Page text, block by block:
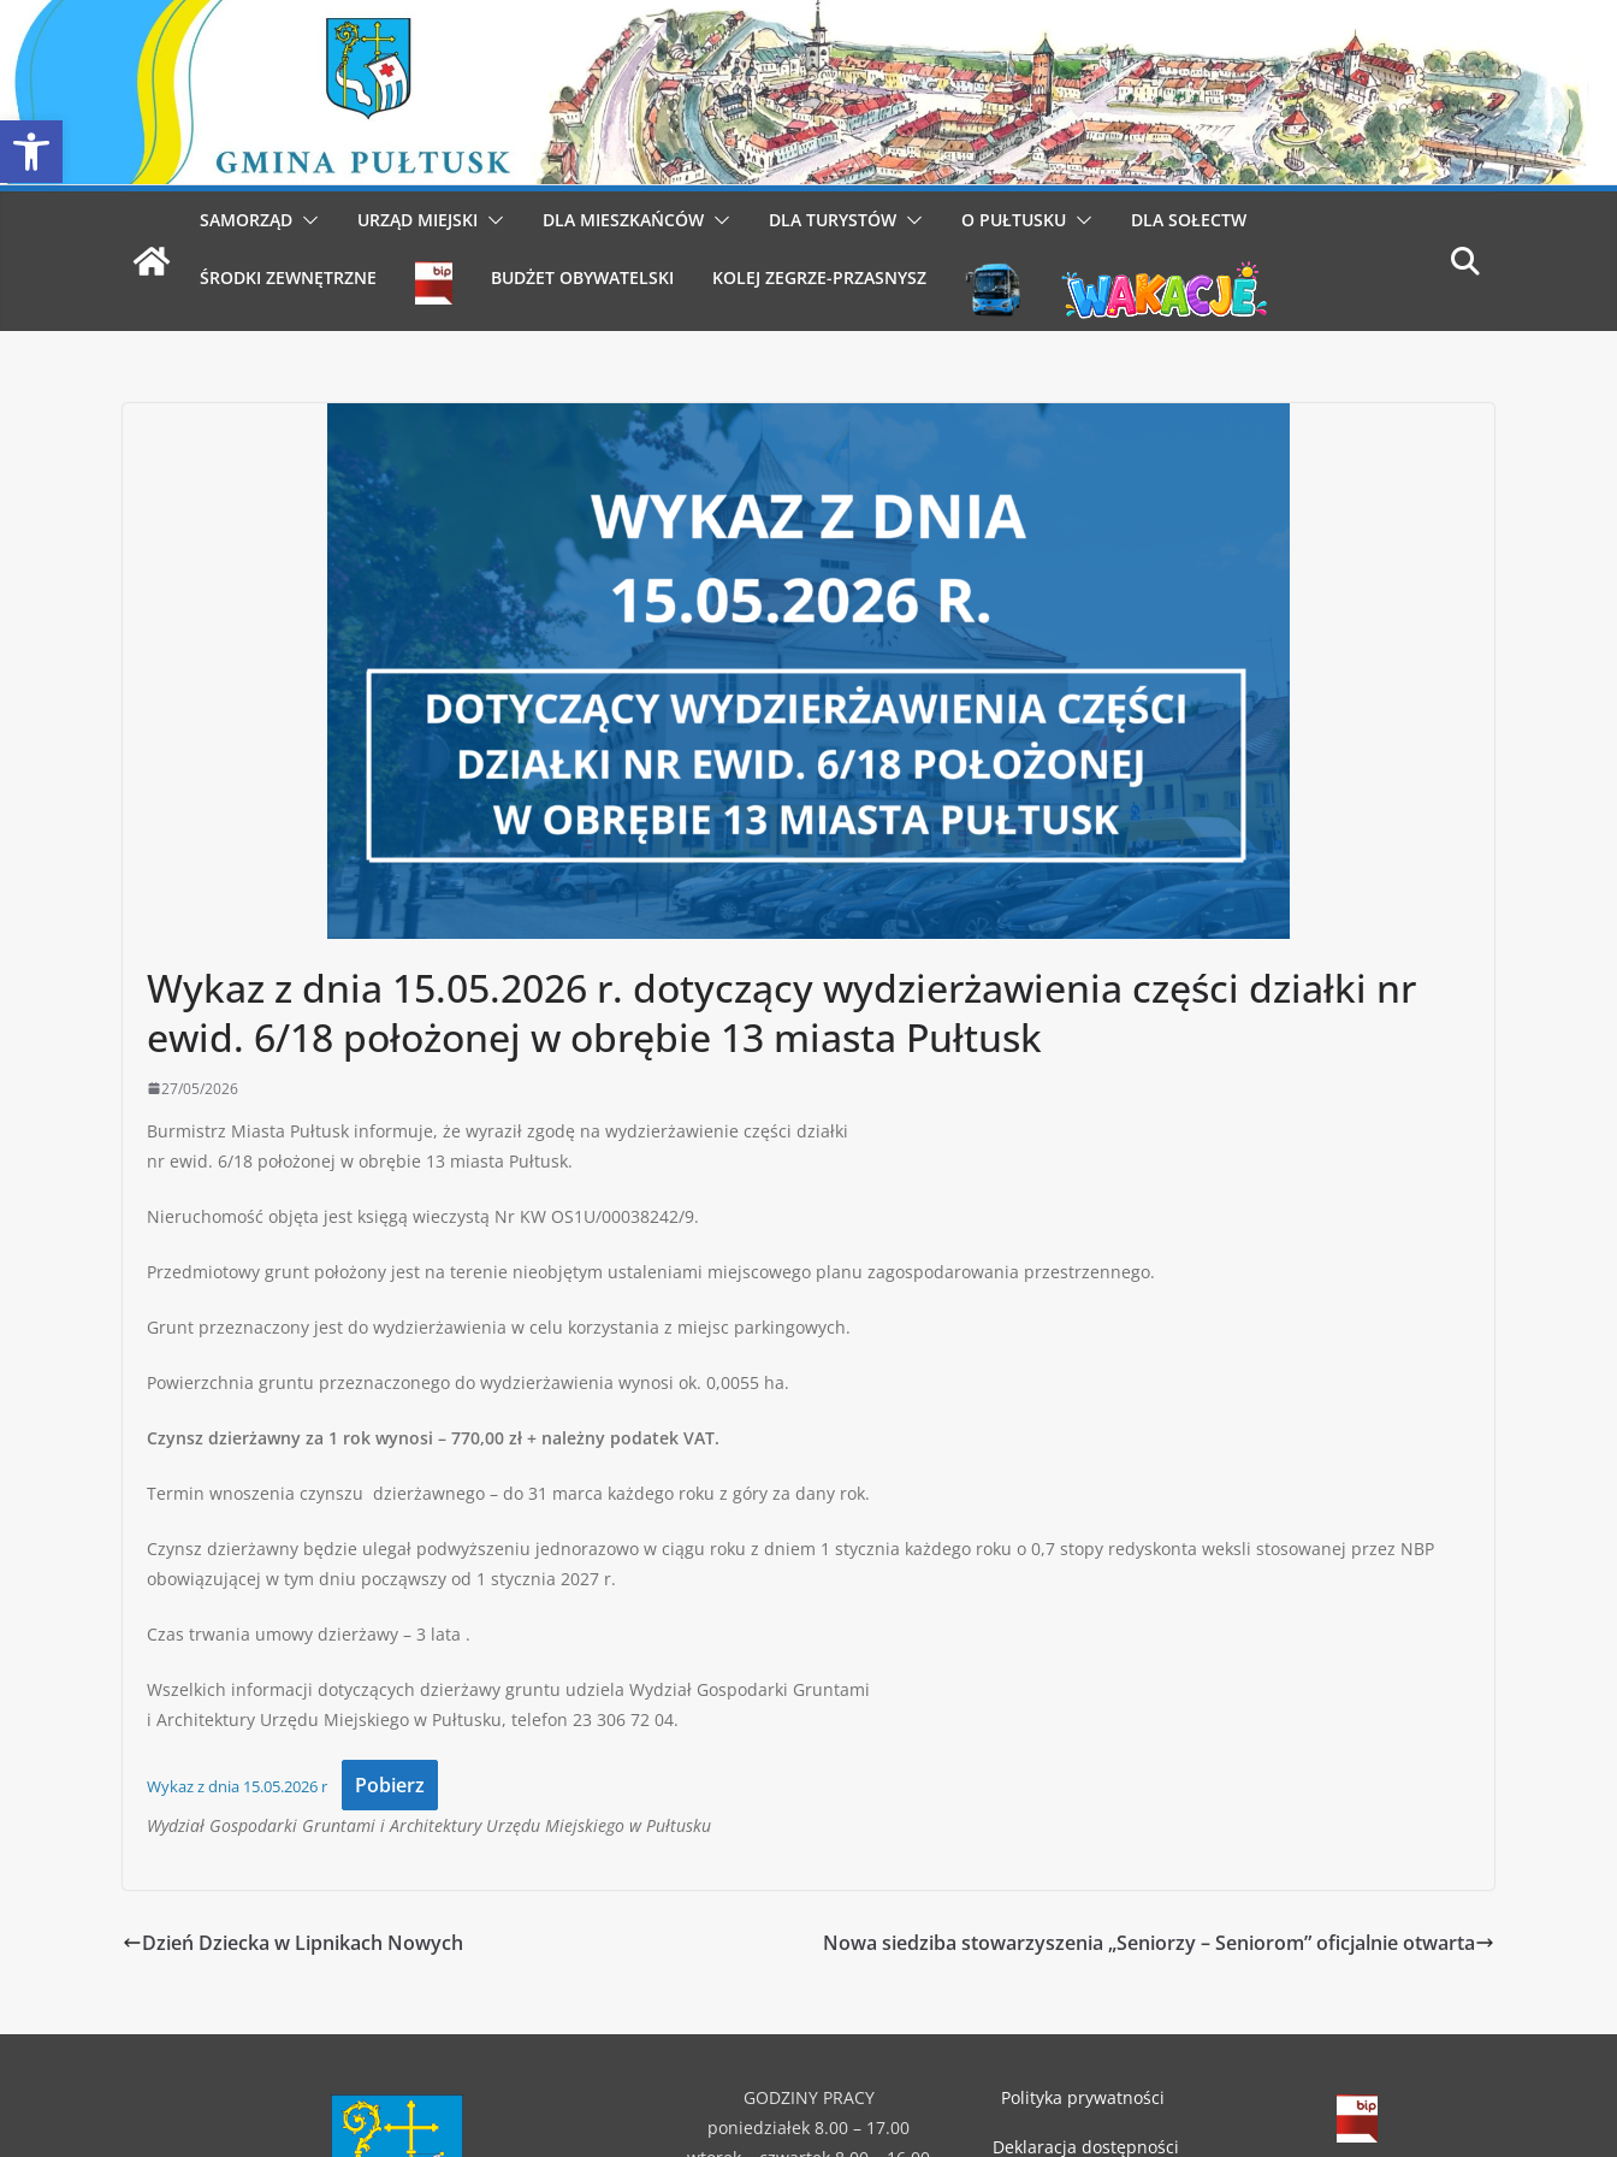
Otwórz pasek narzędzi
Przejdź
do
treści
SAMORZĄD URZĄD MIEJSKI DLA MIESZKAŃCÓW DLA TURYSTÓW O PUŁTUSKU DLA SOŁECTW
ŚRODKI ZEWNĘTRZNE BUDŻET OBYWATELSKI KOLEJ ZEGRZE-PRZASNYSZ
Wykaz z dnia 15.05.2026 r. dotyczący wydzierżawienia części działki nr
ewid. 6/18 położonej w obrębie 13 miasta Pułtusk
27/05/2026
Burmistrz Miasta Pułtusk informuje, że wyraził zgodę na wydzierżawienie części działki
nr ewid. 6/18 położonej w obrębie 13 miasta Pułtusk.
Nieruchomość objęta jest księgą wieczystą Nr KW OS1U/00038242/9.
Przedmiotowy grunt położony jest na terenie nieobjętym ustaleniami miejscowego planu zagospodarowania przestrzennego.
Grunt przeznaczony jest do wydzierżawienia w celu korzystania z miejsc parkingowych.
Powierzchnia gruntu przeznaczonego do wydzierżawienia wynosi ok. 0,0055 ha.
Czynsz dzierżawny za 1 rok wynosi – 770,00 zł + należny podatek VAT.
Termin wnoszenia czynszu dzierżawnego – do 31 marca każdego roku z góry za dany rok.
Czynsz dzierżawny będzie ulegał podwyższeniu jednorazowo w ciągu roku z dniem 1 stycznia każdego roku o 0,7 stopy redyskonta weksli stosowanej przez NBP
obowiązującej w tym dniu począwszy od 1 stycznia 2027 r.
Czas trwania umowy dzierżawy – 3 lata .
Wszelkich informacji dotyczących dzierżawy gruntu udziela Wydział Gospodarki Gruntami
i Architektury Urzędu Miejskiego w Pułtusku, telefon 23 306 72 04.
Wykaz z dnia 15.05.2026 r Pobierz
Wydział Gospodarki Gruntami i Architektury Urzędu Miejskiego w Pułtusku
Dzień Dziecka w Lipnikach Nowych Nowa siedziba stowarzyszenia „Seniorzy – Seniorom” oficjalnie otwarta
GODZINY PRACY
poniedziałek 8.00 – 17.00
Polityka prywatności
Deklaracja dostępności